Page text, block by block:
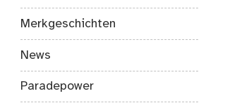
Merkgeschichten
News
Paradepower